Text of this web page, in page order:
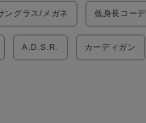
ングラス/メガネ 低身長コーデ
A.D.S.R. カーディガン